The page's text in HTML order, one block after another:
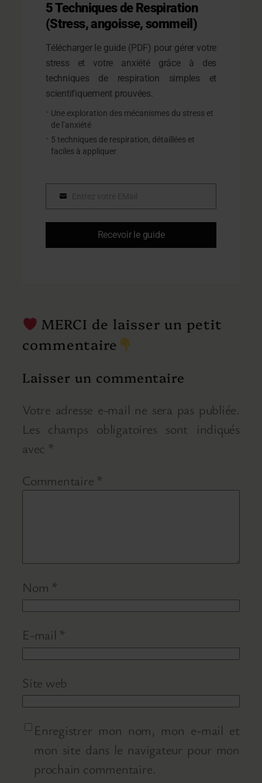
5 Techniques de Respiration
(Stress, angoisse, sommeil)
Télécharger le guide (PDF) pour gérer votre
stress et votre anxiété grâce à des
techniques de respiration simples et
scientifiquement prouvées.
Une exploration des mécanismes du stress et
de l’anxiété
5 techniques de respiration, détaillées et
faciles à appliquer
Email
Recevoir le guide
MERCI de laisser un petit
commentaire
Laisser un commentaire
Votre adresse e-mail ne sera pas publiée.
Les champs obligatoires sont indiqués
avec *
Commentaire *
Nom *
E-mail *
Site web
Enregistrer mon nom, mon e-mail et
mon site dans le navigateur pour mon
prochain commentaire.